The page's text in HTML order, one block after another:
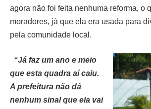
agora não foi feita nenhuma reforma, o
moradores, já que ela era usada para
pela comunidade local.
“Já faz um ano e meio
que esta quadra aí caiu.
A prefeitura não dá
nenhum sinal que ela vai